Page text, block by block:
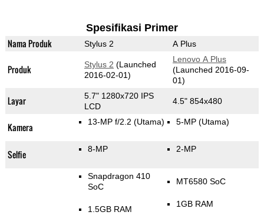
Spesifikasi Primer
Nama Produk Stylus 2 A Plus
Produk Stylus 2 (Launched
2016-02-01)
Lenovo A Plus
(Launched 2016-09-
01)
Layar
5.7" 1280x720 IPS
LCD
4.5" 854x480
Kamera 13-MP f/2.2 (Utama) 5-MP (Utama)
Selfie 8-MP 2-MP
Snapdragon 410
SoC
1.5GB RAM
MT6580 SoC
1GB RAM